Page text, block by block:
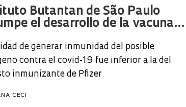
Butantan de São Paulo
el desarrollo de la vacuna...
de generar inmunidad del posible
contra el covid-19 fue inferior a la del
inmunizante de Pfizer
CECI